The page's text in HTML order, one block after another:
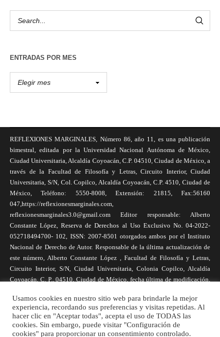
ENTRADAS POR MES
REFLEXIONES MARGINALES, Número 86, año 11, es una publicación
bimestral, editada por la Universidad Nacional Autónoma de México,
Ciudad Universitaria, Alcaldía Coyoacán, C.P. 04510, Ciudad de México, a
través de la Facultad de Filosofía y Letras, Circuito Interior, Ciudad
Universitaria, S/N, Col. Copilco, Alcaldía Coyoacán, C.P. 4510, Ciudad de
México, Teléfono: 5550-8008, Extensión: 21815, Fax:56160
047,https://reflexionesmarginales.com,
reflexionesmarginales3.0@gmail.com Editor responsable: Alberto
Constante López, Reserva de Derechos al Uso Exclusivo No. 04-2022-
052718494700- 102, ISSN: 2007-8501 otorgados ambos por el Instituto
Nacional de Derecho de Autor. Responsable de la última actualización de
este número, Alberto Constante López , Facultad de Filosofía y Letras,
Circuito Interior, S/N, Ciudad Universitaria, Colonia Copilco, Alcaldía
Coyoacán, C. P., 04510, Ciudad de México, fecha última de modificación,
necesariamente reflejan la postura de la revista, ni de Universidad Nacional
Autónoma de México. Los autores son responsables de los contenidos de
sus artículos. Se autoriza la reproducción total o parcial de los textos aquí
publicados siempre y cuando se cite la fuente completa y la dirección
Usamos cookies en nuestro sitio web para brindarle la mejor
experiencia, recordando sus preferencias y visitas repetidas. Al
hacer clic en "Aceptar todas", acepta el uso de TODAS las
cookies. Sin embargo, puede visitar "Configuración de
cookies" para proporcionar un consentimiento controlado.